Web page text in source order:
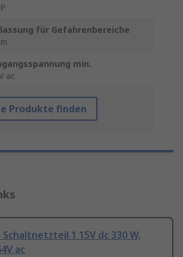
für Gefahrenbereiche
min.
ac
Produkte finden
Schaltnetzteil 1 15V dc 330 W,
ac